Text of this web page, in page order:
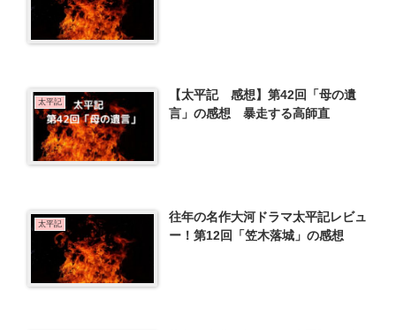
太平記
【太平記 感想】第42回「母の遺
言」の感想 暴走する高師直
太平記
往年の名作大河ドラマ太平記レビュ
ー！第12回「笠木落城」の感想